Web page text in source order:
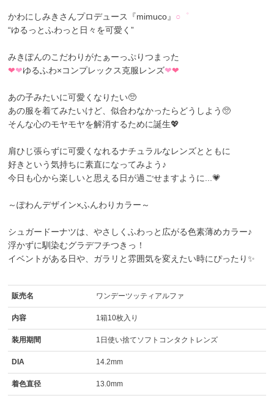
かわにしみきさんプロデュース『mimuco』 ○゜
“ゆるっとふわっと日々を可愛く”
みきぽんのこだわりがたぁーっぷりつまった
❤❤ゆるふわ×コンプレックス克服レンズ❤❤
あの子みたいに可愛くなりたい🥺
あの服を着てみたいけど、似合わなかったらどうしよう🥺
そんな心のモヤモヤを解消するために誕生💖
肩ひじ張らずに可愛くなれるナチュラルなレンズとともに
好きという気持ちに素直になってみよう♪
今日も心から楽しいと思える日が過ごせますように...💗
～ぽわんデザイン×ふんわりカラー～
シュガードーナツは、やさしくふわっと広がる色素薄めカラー♪
浮かずに馴染むグラデフチつきっ！
イベントがある日や、ガラリと雰囲気を変えたい時にぴったり✨
販売名 ワンデーツッティアルファ
内容 1箱10枚入り
装用期間 1日使い捨てソフトコンタクトレンズ
DIA 14.2mm
着色直径 13.0mm